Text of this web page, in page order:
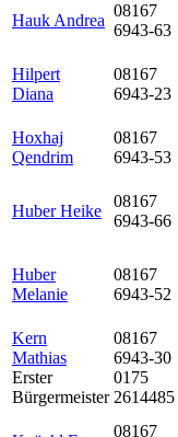
Hauk Andrea
08167
6943-63
Hilpert
Diana
08167
6943-23
Hoxhaj
Qendrim
08167
6943-53
Huber Heike
08167
6943-66
Huber
Melanie
08167
6943-52
Kern
Mathias
Erster
Bürgermeister
08167
6943-30
0175
2614485
08167